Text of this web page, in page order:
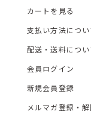
カートを見る
支払い方法につい
配送・送料につい
会員ログイン
新規会員登録
メルマガ登録・